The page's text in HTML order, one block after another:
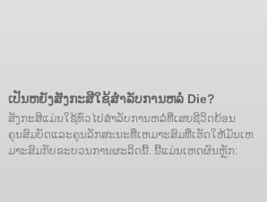
ເປັນຫຍັງສັງກະສີໃຊ້ສໍາລັບການຫລໍ່ Die?
ສັງກະສີແມ່ນໃຊ້ທົ່ວໄປສໍາລັບການຫລໍ່ທີ່ເສຍຊີວິດຍ້ອນ
ຄຸນສົມບັດແລະຄຸນລັກສະນະທີ່ເຫມາະສົມທີ່ເຮັດໃຫ້ມັນເຫ
ມາະສົມກັບຂະບວນການຜະລິດນີ້. ນີ້ແມ່ນເຫດຜົນຫຼັກ: